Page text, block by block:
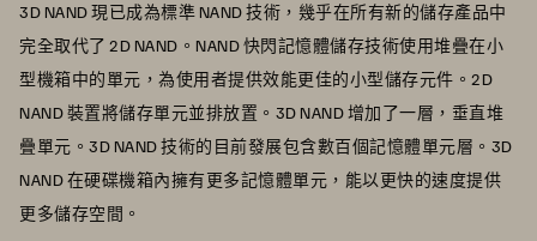
3D NAND 現已成為標準 NAND 技術，幾乎在所有新的儲存產品中
完全取代了 2D NAND。NAND 快閃記憶體儲存技術使用堆疊在小
型機箱中的單元，為使用者提供效能更佳的小型儲存元件。2D
NAND 裝置將儲存單元並排放置。3D NAND 增加了一層，垂直堆
疊單元。3D NAND 技術的目前發展包含數百個記憶體單元層。3D
NAND 在硬碟機箱內擁有更多記憶體單元，能以更快的速度提供
更多儲存空間。